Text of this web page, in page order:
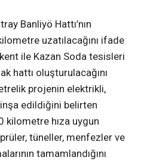
Banliyö Hattı’nın
uzatılacağını ifade
ile Kazan Soda tesisleri
hattı oluşturulacağını
projenin elektrikli,
edildiğini belirten
kilometre hıza uygun
tüneller, menfezler ve
tamamlandığını